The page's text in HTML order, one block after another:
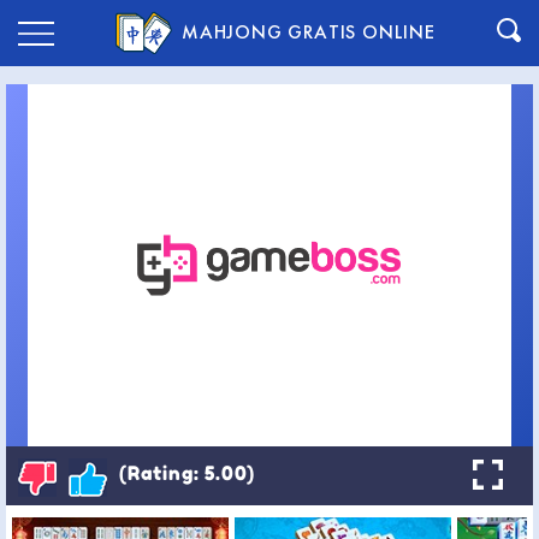
MAHJONG GRATIS ONLINE
(Rating: 5.00)